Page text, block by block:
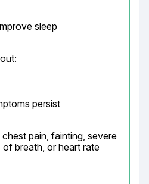
sleep
persist
pain, fainting, severe
breath, or heart rate